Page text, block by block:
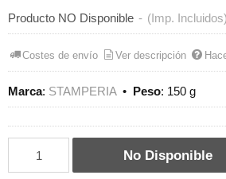
Producto NO Disponible - (Imp. Incluidos)
Costes de envío Ver descripción
Marca: STAMPERIA• Peso: 150 g
No Disponible